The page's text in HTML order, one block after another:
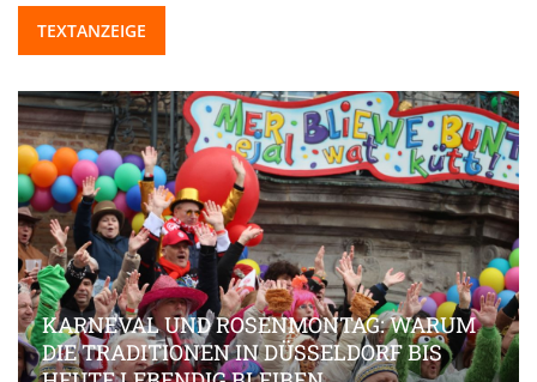
TEXTANZEIGE
KARNEVAL UND ROSENMONTAG: WARUM
DIE TRADITIONEN IN DÜSSELDORF BIS